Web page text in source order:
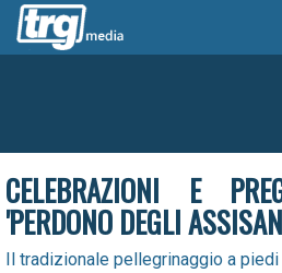
CELEBRAZIONI E
'PERDONO DEGLI
Il tradizionale pellegrinaggio a